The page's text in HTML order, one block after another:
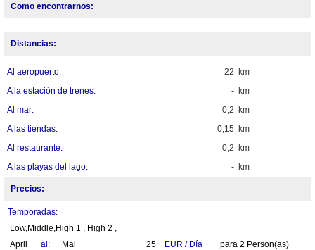
Como encontrarnos:
Distancias:
22 km
Al aeropuerto:
- km
A la estación de trenes:
0,2 km
Al mar:
0,15 km
A las tiendas:
0,2 km
Al restaurante:
- km
A las playas del lago:
Precios:
Temporadas:
Low,Middle,High 1 , High 2 ,
April
al: Mai 25 EUR / Día para 2 Person(as)